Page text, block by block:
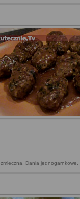
, Dania jednogarnkowe,